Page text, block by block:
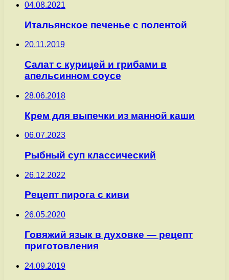
04.08.2021
Итальянское печенье с полентой
20.11.2019
Салат с курицей и грибами в
апельсинном соусе
28.06.2018
Крем для выпечки из манной каши
06.07.2023
Рыбный суп классический
26.12.2022
Рецепт пирога с киви
26.05.2020
Говяжий язык в духовке — рецепт
приготовления
24.09.2019